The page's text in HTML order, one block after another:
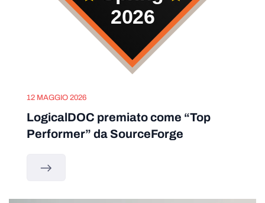
12 MAGGIO 2026
LogicalDOC premiato come “Top
Performer” da SourceForge